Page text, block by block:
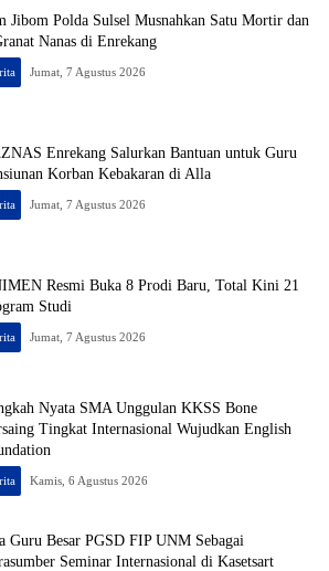
Jibom Polda Sulsel Musnahkan Satu Mortir dan
Nanas di Enrekang
Jumat, 7 Agustus 2026
Enrekang Salurkan Bantuan untuk Guru
Korban Kebakaran di Alla
Jumat, 7 Agustus 2026
Resmi Buka 8 Prodi Baru, Total Kini 21
Studi
Jumat, 7 Agustus 2026
Nyata SMA Unggulan KKSS Bone
Tingkat Internasional Wujudkan English
Kamis, 6 Agustus 2026
Guru Besar PGSD FIP UNM Sebagai
Seminar Internasional di Kasetsart